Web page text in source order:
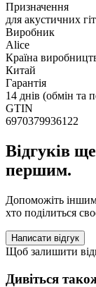
Призначення
для акустичних
Виробник
Alice
Країна
Китай
Гарантія
14 днів (обмін та
GTIN
6970379936122
Відгуків
першим.
Допоможіть
хто поділиться
Написати відгук
Щоб залишити
Дивіться